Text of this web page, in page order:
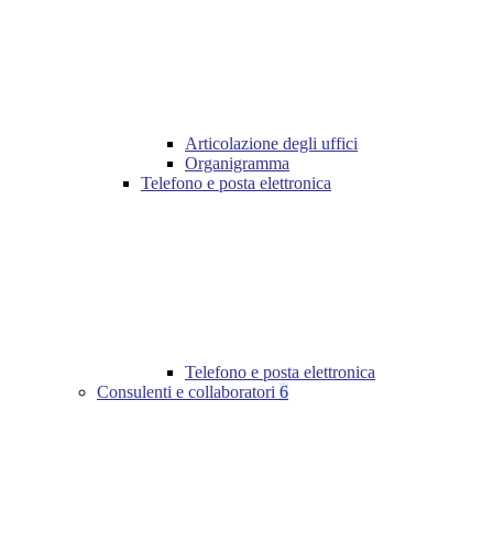
Articolazione degli uffici
Organigramma
Telefono e posta elettronica
Telefono e posta elettronica
Consulenti e collaboratori 6